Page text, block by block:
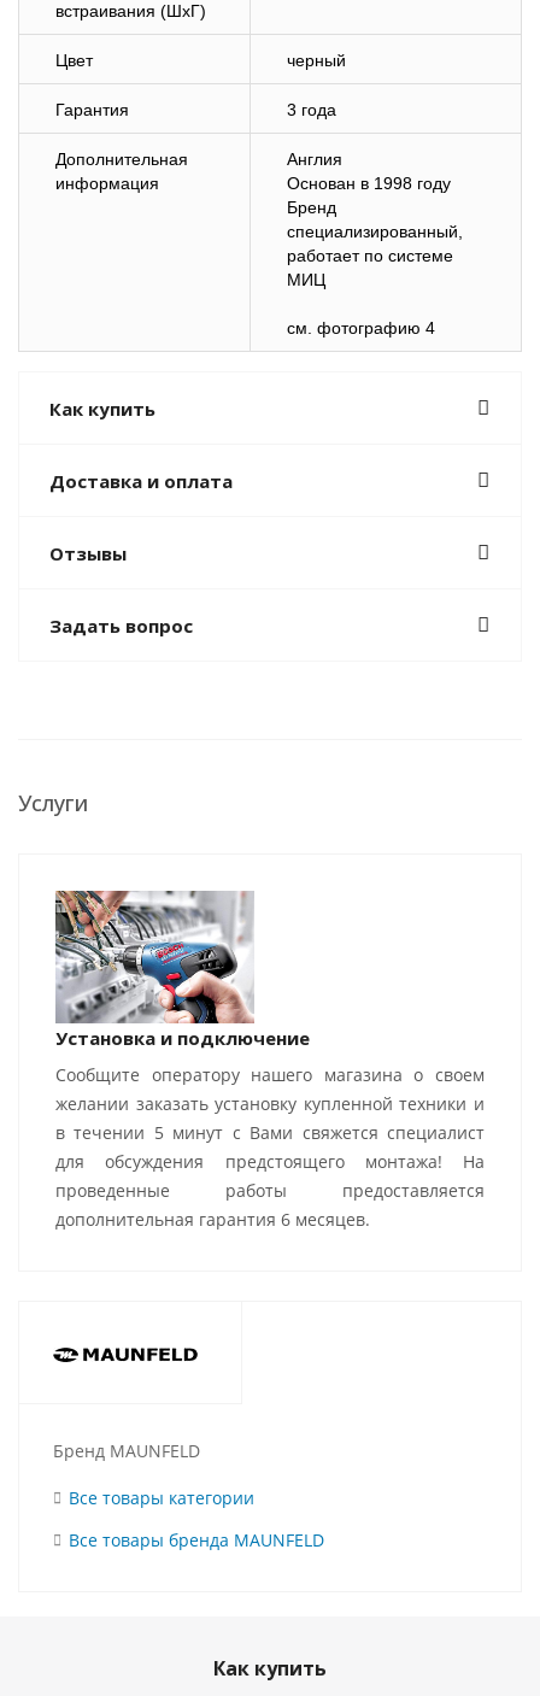
встраивания (ШхГ)
Цвет черный
Гарантия 3 года
Дополнительная
информация
Англия
Основан в 1998 году
Бренд
специализированный,
работает по системе
МИЦ
cм. фотографию 4
Как купить
Доставка и оплата
Отзывы
Задать вопрос
Услуги
Установка и подключение
Сообщите оператору нашего магазина о своем
желании заказать установку купленной техники и
в течении 5 минут с Вами свяжется специалист
для обсуждения предстоящего монтажа! На
проведенные работы предоставляется
дополнительная гарантия 6 месяцев.
Бренд MAUNFELD
Все товары категории
Все товары бренда MAUNFELD
Как купить